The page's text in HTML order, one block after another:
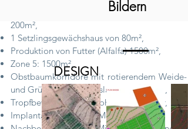
1 Produktionsgewächshaus überdacht von
200m²,
1 Setzlingsgewächshaus von 80m²,
Produktion von Futter (Alfalfa) 1500m²,
Zone 5: 1500m²,
Obstbaumkorridore mit rotierendem Weide-
und Gründüngungskreislauf von 9000m²,
Tropfbewässerung - "Bohrloch" -Wasser,
Implantationsdauer: 5 Monate,
Bildern
DESIGN